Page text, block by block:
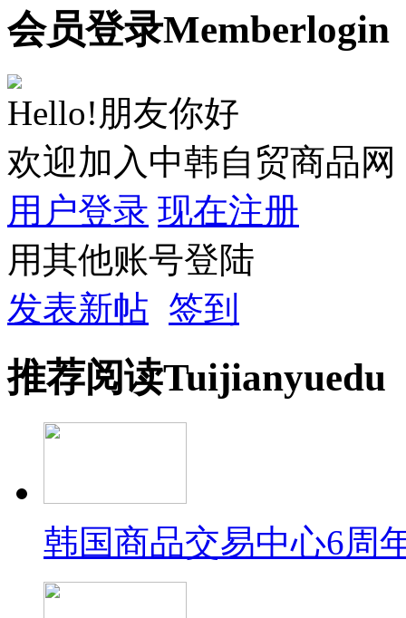
会员登录Memberlogin
Hello!朋友你好
欢迎加入中韩自贸商品网
用户登录 现在注册
用其他账号登陆
发表新帖 签到
推荐阅读Tuijianyuedu
韩国商品交易中心6周